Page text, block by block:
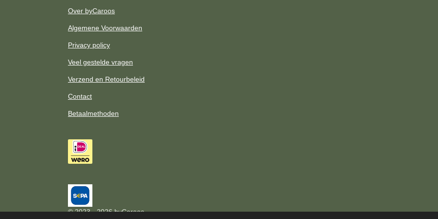
m
Over byCaroos
Algemene Voorwaarden
Privacy policy
Veel gestelde vragen
Verzend en Retourbeleid
Contact
Betaalmethoden
© 2023 - 2026 byCaroos